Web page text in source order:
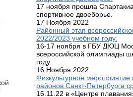
17 ноября прошла
спортивное двоеборье.
17 Ноября 2022
Районный этап
2022/2023 учебном году.
16-17 ноября в ГБУ ДЮЦ
всероссийской олимпиады
году.
16 Ноября 2022
Физкультурное
районов Санкт-Петербурга
16.11.22 в «Центре